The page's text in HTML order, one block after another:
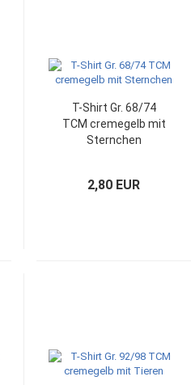
T-Shirt Gr. 68/74
TCM cremegelb mit
Sternchen
2,80 EUR